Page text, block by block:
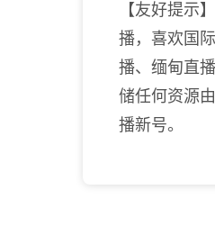
【友好提示
播，喜欢国
播、缅甸直
储任何资源
播新号。